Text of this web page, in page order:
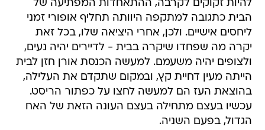
להיות זקוקים לקרבה, ההתאחדות המפתיעה של
הבית כתגובה למתקפה היוותה תחליף אופורי זמני
ליחסים אישיים. ולכן, אחרי היציאה שלו, בכל זאת
יקרה מה שפחדו שיקרה בבית - לדיירים יהיה נעים,
ולצופים יהיה משעמם. למעשה הכנסת אורן חזן לבית
הייתה מעין דחיית קץ, ובמקום שתקדם את העלילה,
בהוצאת העז הם למעשה לחצו על כפתור הריסט.
עכשיו בעצם מתחילה בעצם העונה הזאת של האח
הגדול, בפעם השניה.